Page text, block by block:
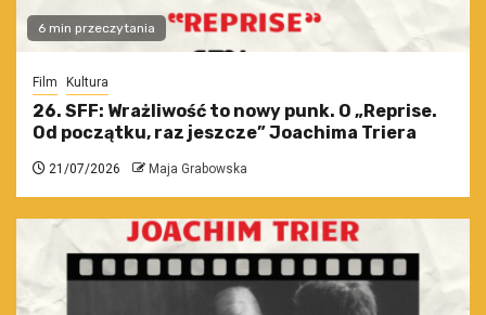
6 min przeczytania
Film Kultura
26. SFF: Wrażliwość to nowy punk. O „Reprise.
Od początku, raz jeszcze” Joachima Triera
21/07/2026 Maja Grabowska